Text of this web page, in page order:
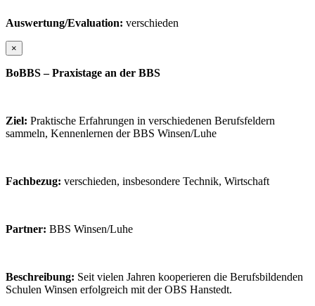
Auswertung/Evaluation: verschieden
×
BoBBS – Praxistage an der BBS
Ziel: Praktische Erfahrungen in verschiedenen Berufsfeldern
sammeln, Kennenlernen der BBS Winsen/Luhe
Fachbezug: verschieden, insbesondere Technik, Wirtschaft
Partner: BBS Winsen/Luhe
Beschreibung: Seit vielen Jahren kooperieren die Berufsbildenden
Schulen Winsen erfolgreich mit der OBS Hanstedt.